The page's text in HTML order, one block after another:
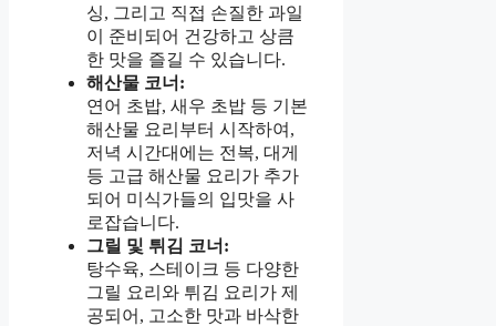
싱, 그리고 직접 손질한 과일
이 준비되어 건강하고 상큼
한 맛을 즐길 수 있습니다.
해산물 코너:
연어 초밥, 새우 초밥 등 기본
해산물 요리부터 시작하여,
저녁 시간대에는 전복, 대게
등 고급 해산물 요리가 추가
되어 미식가들의 입맛을 사
로잡습니다.
그릴 및 튀김 코너:
탕수육, 스테이크 등 다양한
그릴 요리와 튀김 요리가 제
공되어, 고소한 맛과 바삭한